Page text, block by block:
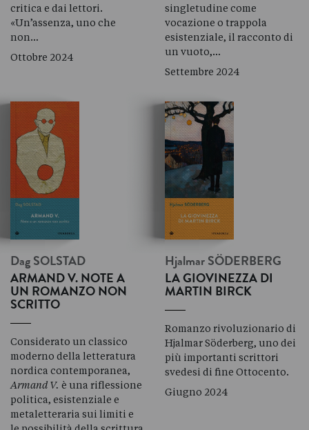
critica e dai lettori.
«Un’assenza, uno che
non…
Ottobre 2024
singletudine come
vocazione o trappola
esistenziale, il racconto di
un vuoto,…
Settembre 2024
Dag SOLSTAD
ARMAND V. NOTE A
UN ROMANZO NON
SCRITTO
Considerato un classico
moderno della letteratura
nordica contemporanea,
Armand V. è una riflessione
politica, esistenziale e
metaletteraria sui limiti e
Hjalmar SÖDERBERG
LA GIOVINEZZA DI
MARTIN BIRCK
Romanzo rivoluzionario di
Hjalmar Söderberg, uno dei
più importanti scrittori
svedesi di fine Ottocento.
Giugno 2024